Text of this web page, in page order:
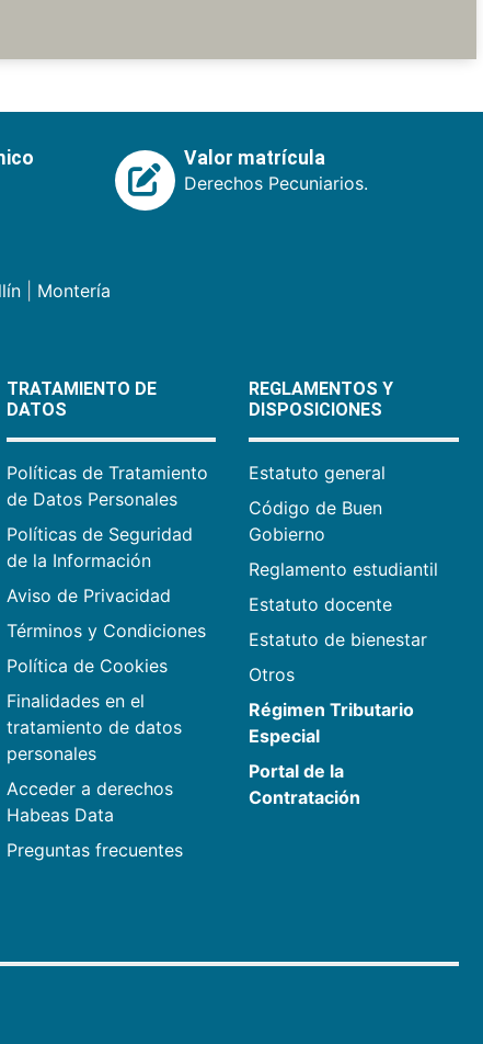
Valor matrícula
Derechos Pecuniarios.
| Montería
TRATAMIENTO DE
DATOS
Políticas de Tratamiento
de Datos Personales
Políticas de Seguridad
de la Información
Aviso de Privacidad
Términos y Condiciones
Política de Cookies
Finalidades en el
tratamiento de datos
personales
Acceder a derechos
Habeas Data
Preguntas frecuentes
REGLAMENTOS Y
DISPOSICIONES
Estatuto general
Código de Buen
Gobierno
Reglamento estudiantil
Estatuto docente
Estatuto de bienestar
Otros
Régimen Tributario
Especial
Portal de la
Contratación